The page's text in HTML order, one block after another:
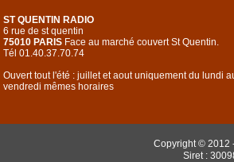
ST QUENTIN RADIO
6 rue de st quentin
75010 PARIS Face au marché couvert St Quentin.
Tél 01.40.37.70.74
Ouvert tout l'été : juillet et aout uniquement du lundi
vendredi mêmes horaires
Copyright © 2012
Siret :